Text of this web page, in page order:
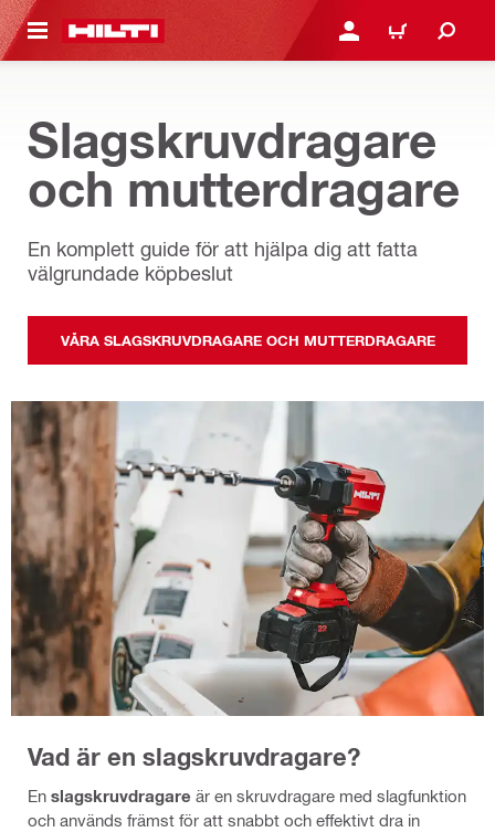
GÅ TILL HUVUDSIDAN LOGGA IN ELLER
VARUKORG
Slagskruvdragare
och mutterdragare
En komplett guide för att hjälpa dig att fatta
välgrundade köpbeslut
VÅRA SLAGSKRUVDRAGARE OCH MUTTERDRAGARE
Vad är en slagskruvdragare?
En slagskruvdragare är en skruvdragare med slagfunktion
och används främst för att snabbt och effektivt dra in